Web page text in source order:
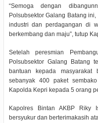
“Semoga dengan
Polsubsektor Galang Batang
industri dan perdagangan di
berkembang dan maju”, tutup
Setelah peresmian
Polsubsektor Galang Batang
bantuan kepada
sebanyak 400 paket
Kapolda Kepri kepada 5 orang
Kapolres Bintan AKBP Riky
bersyukur dan berterimakasih